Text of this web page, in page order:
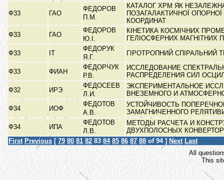
Ф33 ГАО
ФЕДОРОВ
П.М.
КАТАЛОГ ХРМ ЯК
ПОЗАГАЛАКТИЧНОЇ
КООРДИНАТ
Ф33
ГАО
ФЕДОРОВ
Ю.І.
КІНЕТИКА КОСМІЧНИХ
ГЕЛІОСФЕРНИХ МАГНІТНИХ
Ф33
ІТ
ФЕДОРУК
Я.Г.
ГІРОТРОПНИЙ СПІРАЛЬНИЙ
Ф33 ФИАН
ФЕДОРЧУК
Р.В.
ИССЛЕДОВАНИЕ
РАСПРЕДЕЛЕНИЯ СИЛ
Ф32
ИРЭ
ФЕДОСЕЕВ
Л.И.
ЭКСПЕРИМЕНТАЛЬНОЕ
ВНЕЗЕМНОГО И
Ф34
ИОФ
ФЕДОТОВ
А.В.
УСТОЙЧИВОСТЬ
ЗАМАГНИЧЕННОГО
Ф34
ИПА
ФЕДОТОВ
Л.В.
МЕТОДЫ РАСЧЕТА И
ДВУХПОЛОСНЫХ
First Previous [ 79 80 81 82 83 84 85 86 87 88 of 94 ] Next Last
All
This